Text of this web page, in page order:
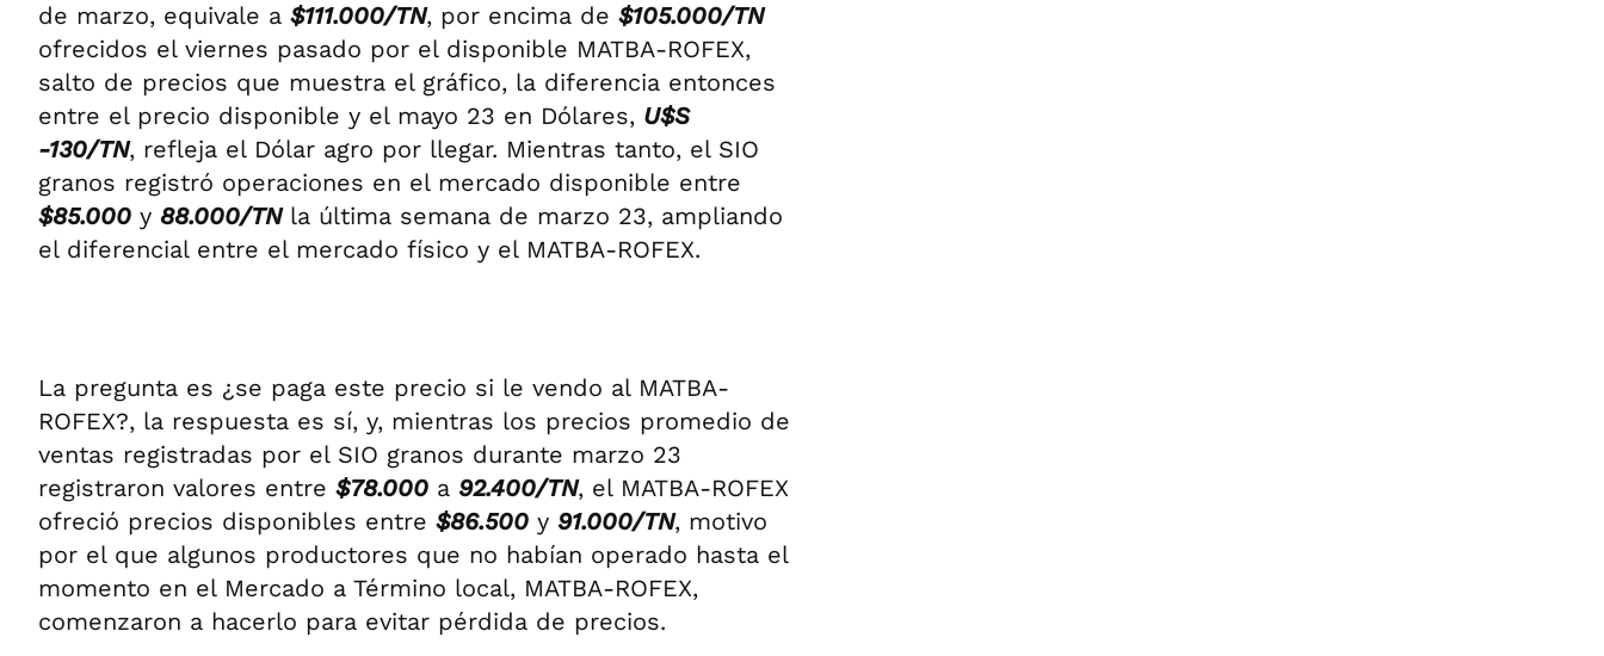
de marzo, equivale a $111.000/TN, por encima de $105.000/TN
ofrecidos el viernes pasado por el disponible MATBA-ROFEX,
salto de precios que muestra el gráfico, la diferencia entonces
entre el precio disponible y el mayo 23 en Dólares, U$S
-130/TN, refleja el Dólar agro por llegar. Mientras tanto, el SIO
granos registró operaciones en el mercado disponible entre
$85.000 y 88.000/TNla última semana de marzo 23, ampliando
el diferencial entre el mercado físico y el MATBA-ROFEX.
La pregunta es ¿se paga este precio si le vendo al MATBA-
ROFEX?, la respuesta es sí, y, mientras los precios promedio de
ventas registradas por el SIO granos durante marzo 23
registraron valores entre $78.000 a 92.400/TN, el MATBA-ROFEX
ofreció precios disponibles entre $86.500 y 91.000/TN, motivo
por el que algunos productores que no habían operado hasta el
momento en el Mercado a Término local, MATBA-ROFEX,
comenzaron a hacerlo para evitar pérdida de precios.